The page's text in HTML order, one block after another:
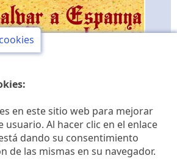
opinión y de
en este sitio web para mejorar
usuario. Al hacer clic en el enlace
dando su consentimiento
de las mismas en su navegador.